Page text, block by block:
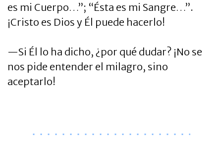
es mi Cuerpo…”; “Ésta es mi Sangre…”.
¡Cristo es Dios y Él puede hacerlo!
—Si Él lo ha dicho, ¿por qué dudar? ¡No se
nos pide entender el milagro, sino
aceptarlo!